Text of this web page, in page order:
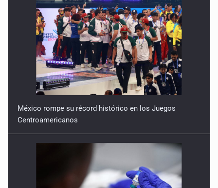
México rompe su récord histórico en los Juegos
Centroamericanos